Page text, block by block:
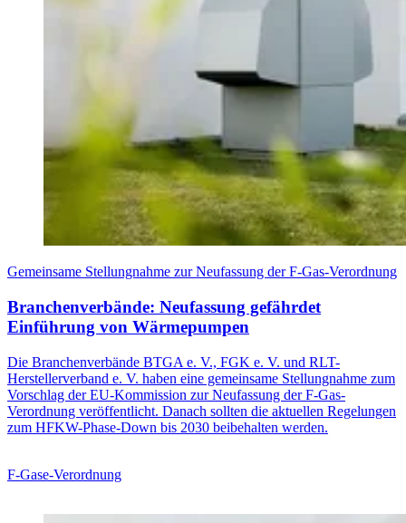
Gemeinsame Stellungnahme zur Neufassung der F-Gas-Verordnung
Branchenverbände: Neufassung gefährdet
Einführung von Wärmepumpen
Die Branchenverbände BTGA e. V., FGK e. V. und RLT-
Herstellerverband e. V. haben eine gemeinsame Stellungnahme zum
Vorschlag der EU-Kommission zur Neufassung der F-Gas-
Verordnung veröffentlicht. Danach sollten die aktuellen Regelungen
zum HFKW-Phase-Down bis 2030 beibehalten werden.
F-Gase-Verordnung